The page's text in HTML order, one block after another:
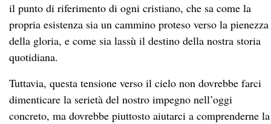
il punto di riferimento di ogni cristiano, che sa come la
propria esistenza sia un cammino proteso verso la pienezza
della gloria, e come sia lassù il destino della nostra storia
quotidiana.
Tuttavia, questa tensione verso il cielo non dovrebbe farci
dimenticare la serietà del nostro impegno nell’oggi
concreto, ma dovrebbe piuttosto aiutarci a comprenderne la